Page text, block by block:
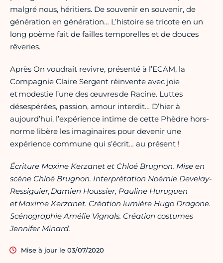
malgré nous, héritiers. De souvenir en souvenir, de
génération en génération… L’histoire se tricote en un
long poème fait de failles temporelles et de douces
rêveries.
Après On voudrait revivre, présenté à l’ECAM, la
Compagnie Claire Sergent réinvente avec joie
et modestie l’une des œuvres de Racine. Luttes
désespérées, passion, amour interdit… D’hier à
aujourd’hui, l’expérience intime de cette Phèdre hors-
norme libère les imaginaires pour devenir une
expérience commune qui s’écrit… au présent !
Écriture Maxine Kerzanet et Chloé Brugnon. Mise en
scène Chloé Brugnon. Interprétation Noémie Develay-
Ressiguier, Damien Houssier, Pauline Huruguen
et Maxime Kerzanet. Création lumière Hugo Dragone.
Scénographie Amélie Vignals. Création costumes
Jennifer Minard.
Mise à jour le 03/07/2020